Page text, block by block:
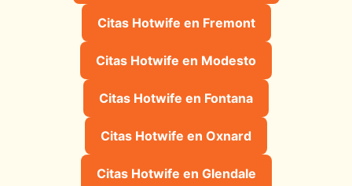
Citas Hotwife en Fremont
Citas Hotwife en Modesto
Citas Hotwife en Fontana
Citas Hotwife en Oxnard
Citas Hotwife en Glendale